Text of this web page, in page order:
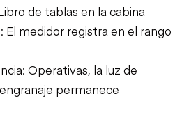
de tablas en la cabina
El medidor registra en el rango
Operativas, la luz de
permanece